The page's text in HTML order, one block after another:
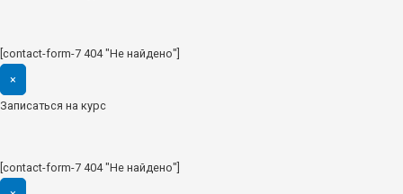
[contact-form-7 404 "Не найдено"]
×
Записаться на курс
[contact-form-7 404 "Не найдено"]